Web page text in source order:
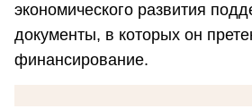
экономического развития
документы, в которых он
финансирование.